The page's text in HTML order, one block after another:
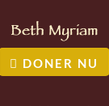
Beth Myriam
DONER NU